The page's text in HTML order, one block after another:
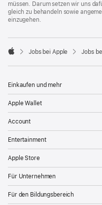
müssen. Darum setzen wir uns
gleich zu behandeln sowie
einzugehen.

Jobs bei Apple Jobs
Einkaufen und mehr
Apple Wallet
Account
Entertainment
Apple Store
Für Unternehmen
Für den Bildungsbereich